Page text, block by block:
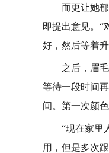
而更让她
即提出意见。“
好，然后等着
之后，眉
等待一段时间
间。第一次颜
“现在家里
用，但是多次